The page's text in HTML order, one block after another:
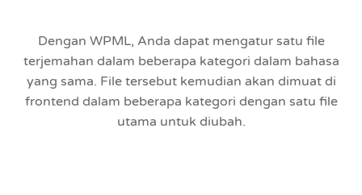
Dengan WPML, Anda dapat mengatur satu file
terjemahan dalam beberapa kategori dalam bahasa
yang sama. File tersebut kemudian akan dimuat di
frontend dalam beberapa kategori dengan satu file
utama untuk diubah.